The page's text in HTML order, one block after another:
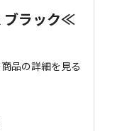
ブラック≪
品の詳細を見る